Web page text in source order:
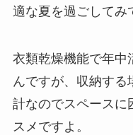
適な夏を過ごしてみ
衣類乾燥機能で年中
んですが、収納する
計なのでスペースに
スメですよ。